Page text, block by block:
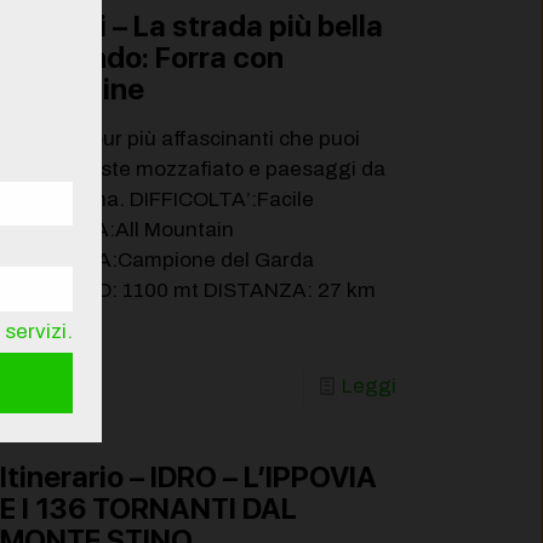
Itinerari – La strada più bella
del Mondo: Forra con
Tremosine
Uno dei Tour più affascinanti che puoi
provare, viste mozzafiato e paesaggi da
cardiopalma. DIFFICOLTA’:Facile
TIPOLOGIA:All Mountain
PARTENZA:Campione del Garda
DISLIVELLO: 1100 mt DISTANZA: 27 km
Leggi
Itinerario – IDRO – L’IPPOVIA
E I 136 TORNANTI DAL